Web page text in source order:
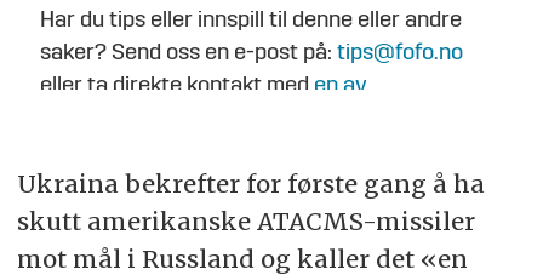
Har du tips eller innspill til denne eller andre
saker? Send oss en e-post på:tips@fofo.no
eller ta direkte kontakt med en av
Ukraina bekrefter for første gang å ha
skutt amerikanske ATACMS-missiler
mot mål i Russland og kaller det «en